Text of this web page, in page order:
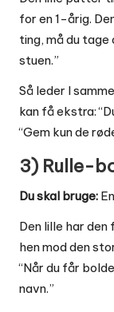
for en 1-årig.
ting, må du tage
stuen.”
Så leder I
kan få ekstra:
“Gem kun de
3) Rulle-
Du skal bruge:
Den lille har
hen mod den
“Når du får
navn.”